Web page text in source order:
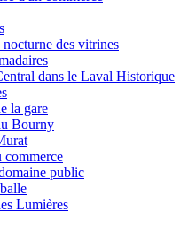
des vitrines
dans le Laval Historique
la gare
Bourny
commerce
public
Lumières